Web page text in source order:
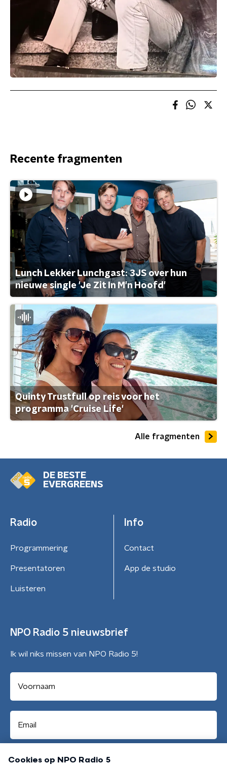
Recente fragmenten
Lunch Lekker Lunchgast: 3JS over hun
nieuwe single 'Je Zit In M'n Hoofd'
Quinty Trustfull op reis voor het
programma 'Cruise Life'
Alle fragmenten
DE BESTE
EVERGREENS
Radio
Programmering
Presentatoren
Luisteren
Info
Contact
App de studio
NPO Radio 5 nieuwsbrief
Ik wil niks missen van NPO Radio 5!
Aanmelden